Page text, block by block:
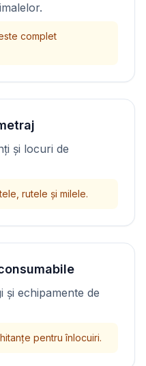
complet
și locuri de
rutele și milele.
și echipamente de
pentru înlocuiri.